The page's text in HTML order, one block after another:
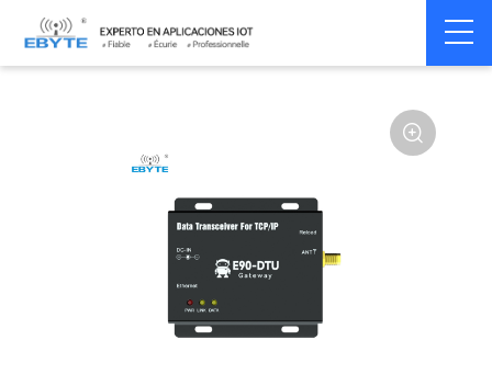
Home > Modem > Industrial Gateway Wireless Gateways
